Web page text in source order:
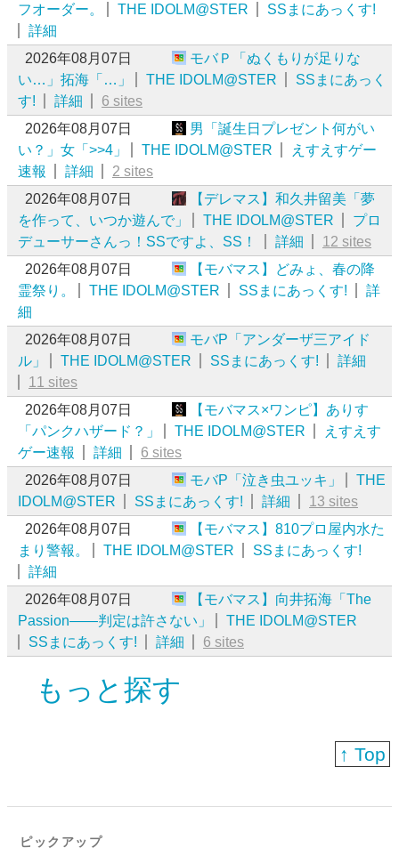
フオーダー。
THE IDOLM@STER
SSまにあっくす!
詳細
2026年08月07日
モバＰ「ぬくもりが足りな
い…」拓海「…」
THE IDOLM@STER
SSまにあっく
す!
詳細
6 sites
2026年08月07日
男「誕生日プレゼント何がい
い？」女「>>4」
THE IDOLM@STER
えすえすゲー
速報
詳細
2 sites
2026年08月07日
【デレマス】和久井留美「夢
を作って、いつか遊んで」
THE IDOLM@STER
プロ
デューサーさんっ！SSですよ、SS！
詳細
12 sites
2026年08月07日
【モバマス】どみょ、春の降
霊祭り。
THE IDOLM@STER SSまにあっくす!
詳
細
2026年08月07日
モバP「アンダーザ三アイド
ル」
THE IDOLM@STER SSまにあっくす!
詳細
11 sites
2026年08月07日
【モバマス×ワンピ】ありす
「パンクハザード？」
THE IDOLM@STER
えすえす
ゲー速報
詳細
6 sites
2026年08月07日
モバP「泣き虫ユッキ」
THE
IDOLM@STER
SSまにあっくす! 詳細
13 sites
2026年08月07日
【モバマス】810プロ屋内水た
まり警報。
THE IDOLM@STER
SSまにあっくす!
詳細
2026年08月07日
【モバマス】向井拓海「The
Passion――判定は許さない」
THE IDOLM@STER
SSまにあっくす!
詳細 6 sites
もっと探す
↑ Top
ピックアップ